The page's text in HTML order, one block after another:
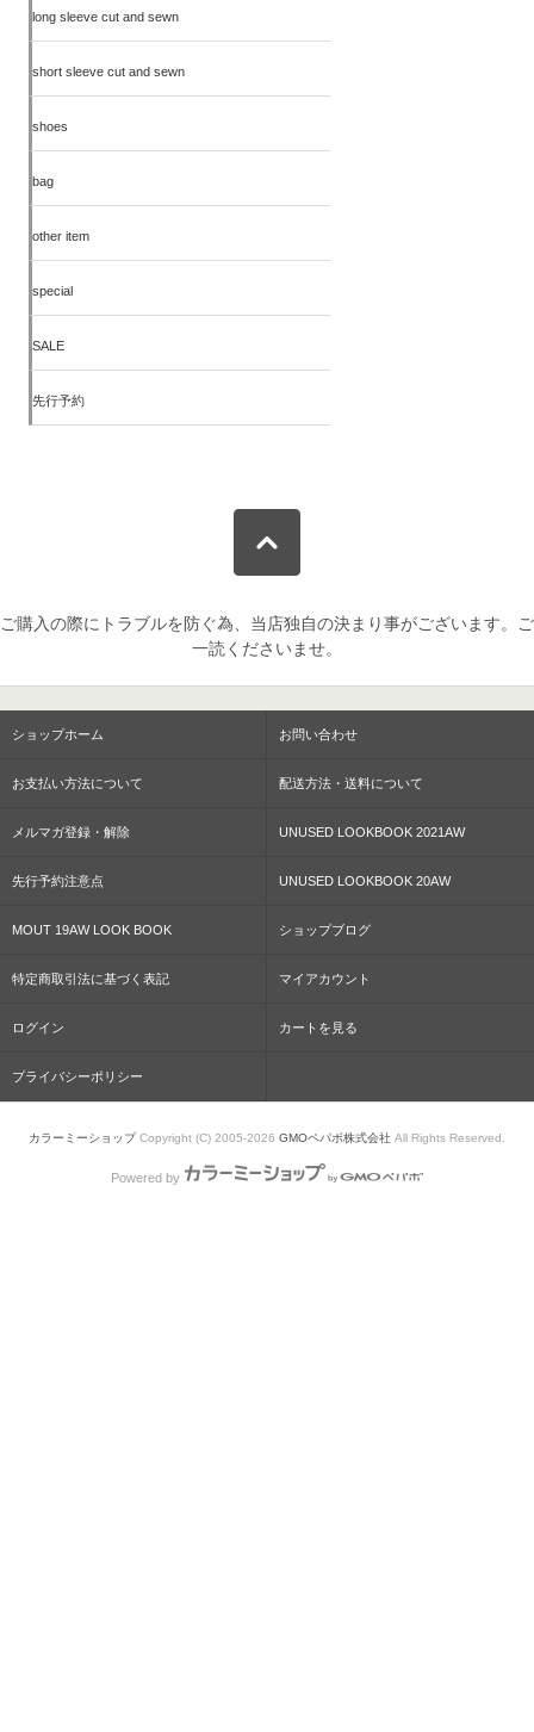
long sleeve cut and sewn
short sleeve cut and sewn
shoes
bag
other item
special
SALE
先行予約
ご購入の際にトラブルを防ぐ為、当店独自の決まり事がございます。ご
一読くださいませ。
ショップホーム お問い合わせ
お支払い方法について 配送方法・送料について
メルマガ登録・解除 UNUSED LOOKBOOK 2021AW
先行予約注意点 UNUSED LOOKBOOK 20AW
MOUT 19AW LOOK BOOK ショップブログ
特定商取引法に基づく表記 マイアカウント
ログイン カートを見る
プライバシーポリシー
カラーミーショップCopyright (C) 2005-2026 GMOペパボ株式会社 All Rights Reserved.
Powered by